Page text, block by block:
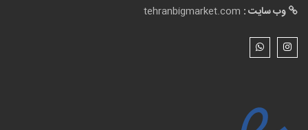
وب سایت : tehranbigmarket.com